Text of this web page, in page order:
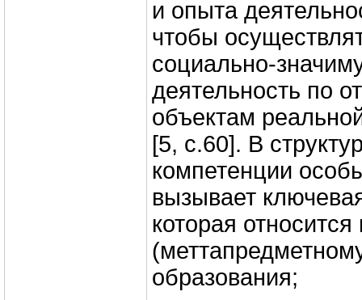
и опыта
чтобы
социально-
деятельность по
объектам
[5, с.60]. В
компетенции
вызывает
которая
образования;